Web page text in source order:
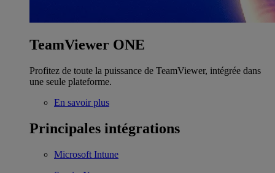
TeamViewer ONE
Profitez de toute la puissance de TeamViewer, intégrée dans
une seule plateforme.
En savoir plus
Principales intégrations
Microsoft Intune